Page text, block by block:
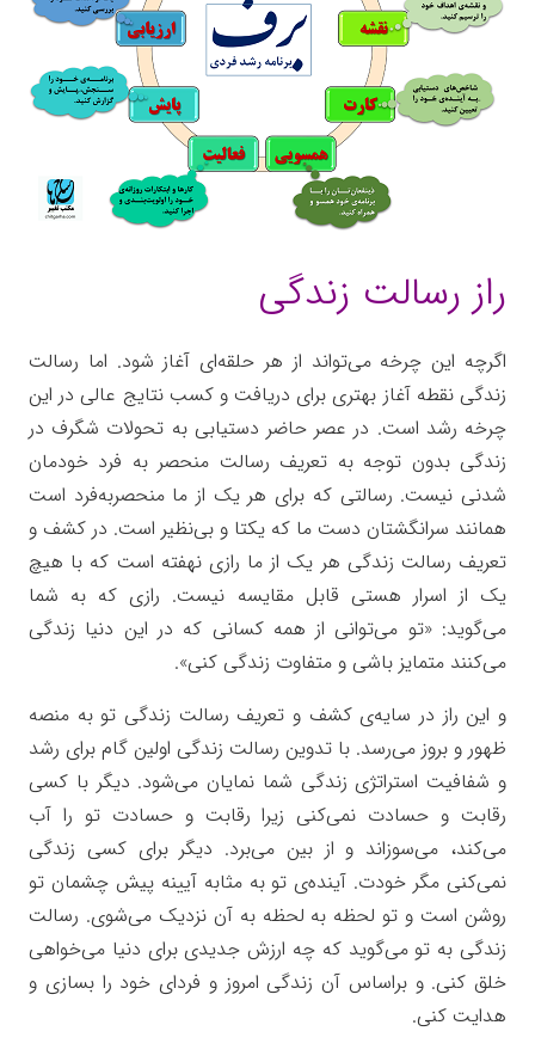
راز رسالت زندگی
اگرچه این چرخه می‌تواند از هر حلقه‌ای آغاز شود. اما رسالت
زندگی نقطه آغاز بهتری برای دریافت و کسب نتایج عالی در این
چرخه رشد است. در عصر حاضر دستیابی به تحولات شگرف در
زندگی بدون توجه به تعریف رسالت منحصر به فرد خودمان
شدنی نیست. رسالتی که برای هر یک از ما منحصربه‌فرد است
همانند سرانگشتان دست ما که یکتا و بی‌نظیر است. در کشف و
تعریف رسالت زندگی هر یک از ما رازی نهفته است که با هیچ
یک از اسرار هستی قابل مقایسه نیست. رازی که به شما
می‌گوید: «تو می‌توانی از همه کسانی که در این دنیا زندگی
می‌کنند متمایز باشی و متفاوت زندگی کنی».
و این راز در سایه‌ی کشف و تعریف رسالت زندگی تو به منصه
ظهور و بروز می‌رسد. با تدوین رسالت زندگی اولین گام برای رشد
و شفافیت استراتژی زندگی شما نمایان می‌شود. دیگر با کسی
رقابت و حسادت نمی‌کنی زیرا رقابت و حسادت تو را آب
می‌کند، می‌سوزاند و از بین می‌برد. دیگر برای کسی زندگی
نمی‌کنی مگر خودت. آینده‌‌ی تو به مثابه آیینه پیش چشمان‌ تو
روشن است و تو لحظه به لحظه به آن نزدیک می‌شوی. رسالت
زندگی به تو می‌گوید که چه ارزش جدیدی برای دنیا می‌خواهی
خلق کنی. و براساس آن زندگی امروز و فردای خود را بسازی و
هدایت کنی.